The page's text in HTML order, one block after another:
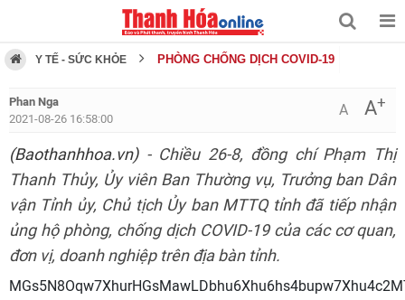
Y TẾ - SỨC KHỎE PHÒNG CHỐNG DỊCH COVID-19
Phan Nga
2021-08-26 16:58:00
A A+
(Baothanhhoa.vn)- Chiều 26-8, đồng chí Phạm Thị
Thanh Thủy, Ủy viên Ban Thường vụ, Trưởng ban Dân
vận Tỉnh ủy, Chủ tịch Ủy ban MTTQ tỉnh đã tiếp nhận
ủng hộ phòng, chống dịch COVID-19 của các cơ quan,
đơn vị, doanh nghiệp trên địa bàn tỉnh.